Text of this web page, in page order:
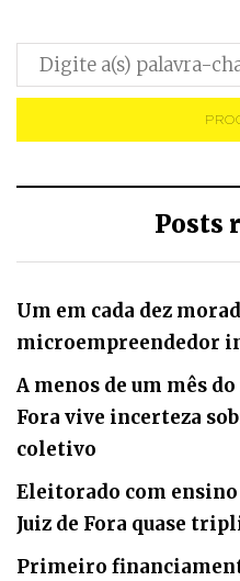
Posts
Um em cada dez
microempreendedor
A menos de um mês
Fora vive incerteza
coletivo
Eleitorado com
Juiz de Fora quase
Primeiro